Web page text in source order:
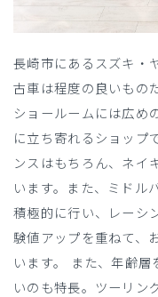
長崎市にあるスズキ・
古車は程度の良いもの
ショールームには広め
に立ち寄れるショップ
ンスはもちろん、ネイ
います。また、ミドル
積極的に行い、レーシ
験値アップを重ねて、
います。 また、年齢
いのも特長。ツーリン